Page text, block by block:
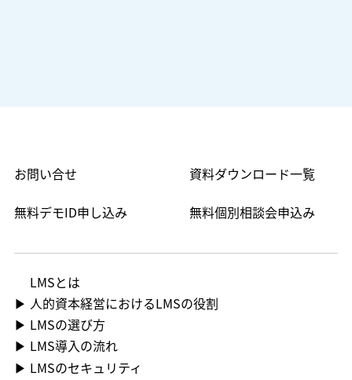
無料個別相談会申込み
無料デモID申し込み
資料ダウンロード一覧
お問い合せ
LMS​とは
▶ 人的資本経営におけるLMSの役割
▶ LMSの選び方
▶ LMS導入の流れ
▶ LMSのセキュリティ